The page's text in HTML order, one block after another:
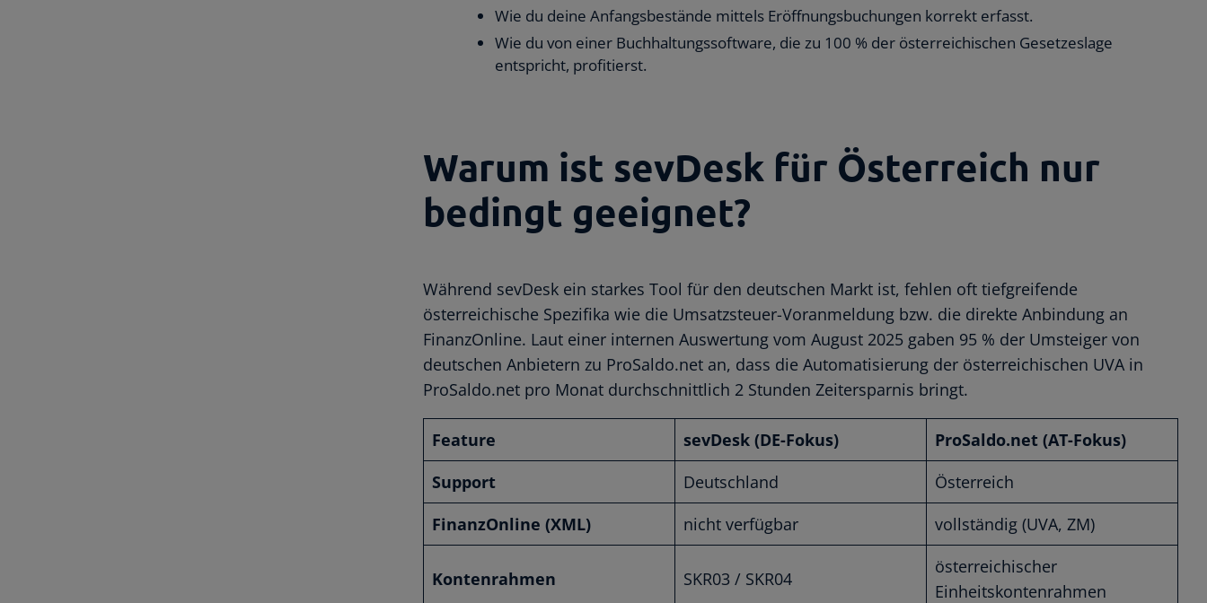
Wie du deine Anfangsbestände mittels Eröffnungsbuchungen korrekt erfasst.
Wie du von einer Buchhaltungssoftware, die zu 100 % der österreichischen Gesetzeslage
entspricht, profitierst.
Warum ist sevDesk für Österreich nur
bedingt geeignet?
Während sevDesk ein starkes Tool für den deutschen Markt ist, fehlen oft tiefgreifende
österreichische Spezifika wie die Umsatzsteuer-Voranmeldung bzw. die direkte Anbindung an
FinanzOnline. Laut einer internen Auswertung vom August 2025 gaben 95 % der Umsteiger von
deutschen Anbietern zu ProSaldo.net an, dass die Automatisierung der österreichischen UVA in
ProSaldo.net pro Monat durchschnittlich 2 Stunden Zeitersparnis bringt.
Feature sevDesk (DE-Fokus)
ProSaldo.net (AT-Fokus)
Support
Deutschland
Österreich
FinanzOnline (XML)
nicht verfügbar vollständig (UVA, ZM)
Kontenrahmen SKR03 / SKR04
österreichischer
Einheitskontenrahmen